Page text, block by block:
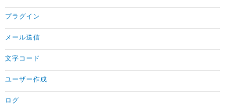
プラグイン
メール送信
文字コード
ユーザー作成
ログ